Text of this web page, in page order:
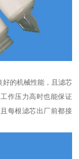
好的机械性能，且滤芯
作压力高时也能保证
每根滤芯出厂前都接